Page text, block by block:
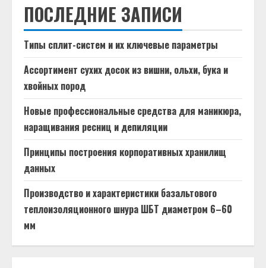
ПОСЛЕДНИЕ ЗАПИСИ
Типы сплит-систем и их ключевые параметры
Ассортимент сухих досок из вишни, ольхи, бука и
хвойных пород
Новые профессиональные средства для маникюра,
наращивания ресниц и депиляции
Принципы построения корпоративных хранилищ
данных
Производство и характеристики базальтового
теплоизоляционного шнура ШБТ диаметром 6–60
мм